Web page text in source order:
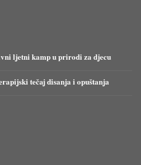
ljetni kamp u prirodi za djecu
tečaj disanja i opuštanja